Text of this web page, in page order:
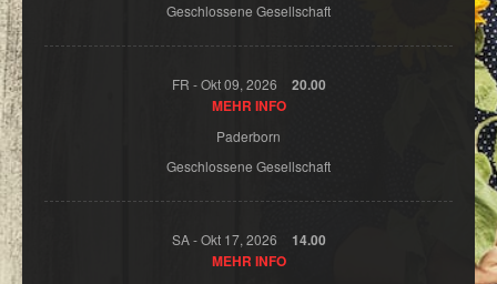
Geschlossene Gesellschaft
FR -Okt 09, 2026
20.00
MEHR INFO
Paderborn
Geschlossene Gesellschaft
SA -Okt 17, 2026
14.00
MEHR INFO